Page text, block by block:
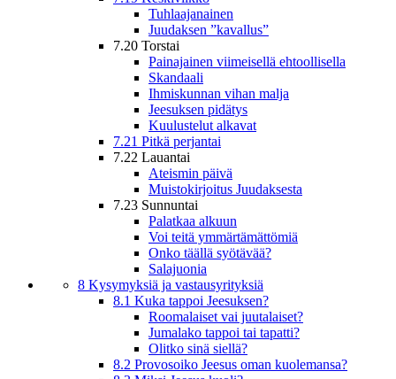
Tuhlaajanainen
Juudaksen ”kavallus”
7.20 Torstai
Painajainen viimeisellä ehtoollisella
Skandaali
Ihmiskunnan vihan malja
Jeesuksen pidätys
Kuulustelut alkavat
7.21 Pitkä perjantai
7.22 Lauantai
Ateismin päivä
Muistokirjoitus Juudaksesta
7.23 Sunnuntai
Palatkaa alkuun
Voi teitä ymmärtämättömiä
Onko täällä syötävää?
Salajuonia
8 Kysymyksiä ja vastausyrityksiä
8.1 Kuka tappoi Jeesuksen?
Roomalaiset vai juutalaiset?
Jumalako tappoi tai tapatti?
Olitko sinä siellä?
8.2 Provosoiko Jeesus oman kuolemansa?